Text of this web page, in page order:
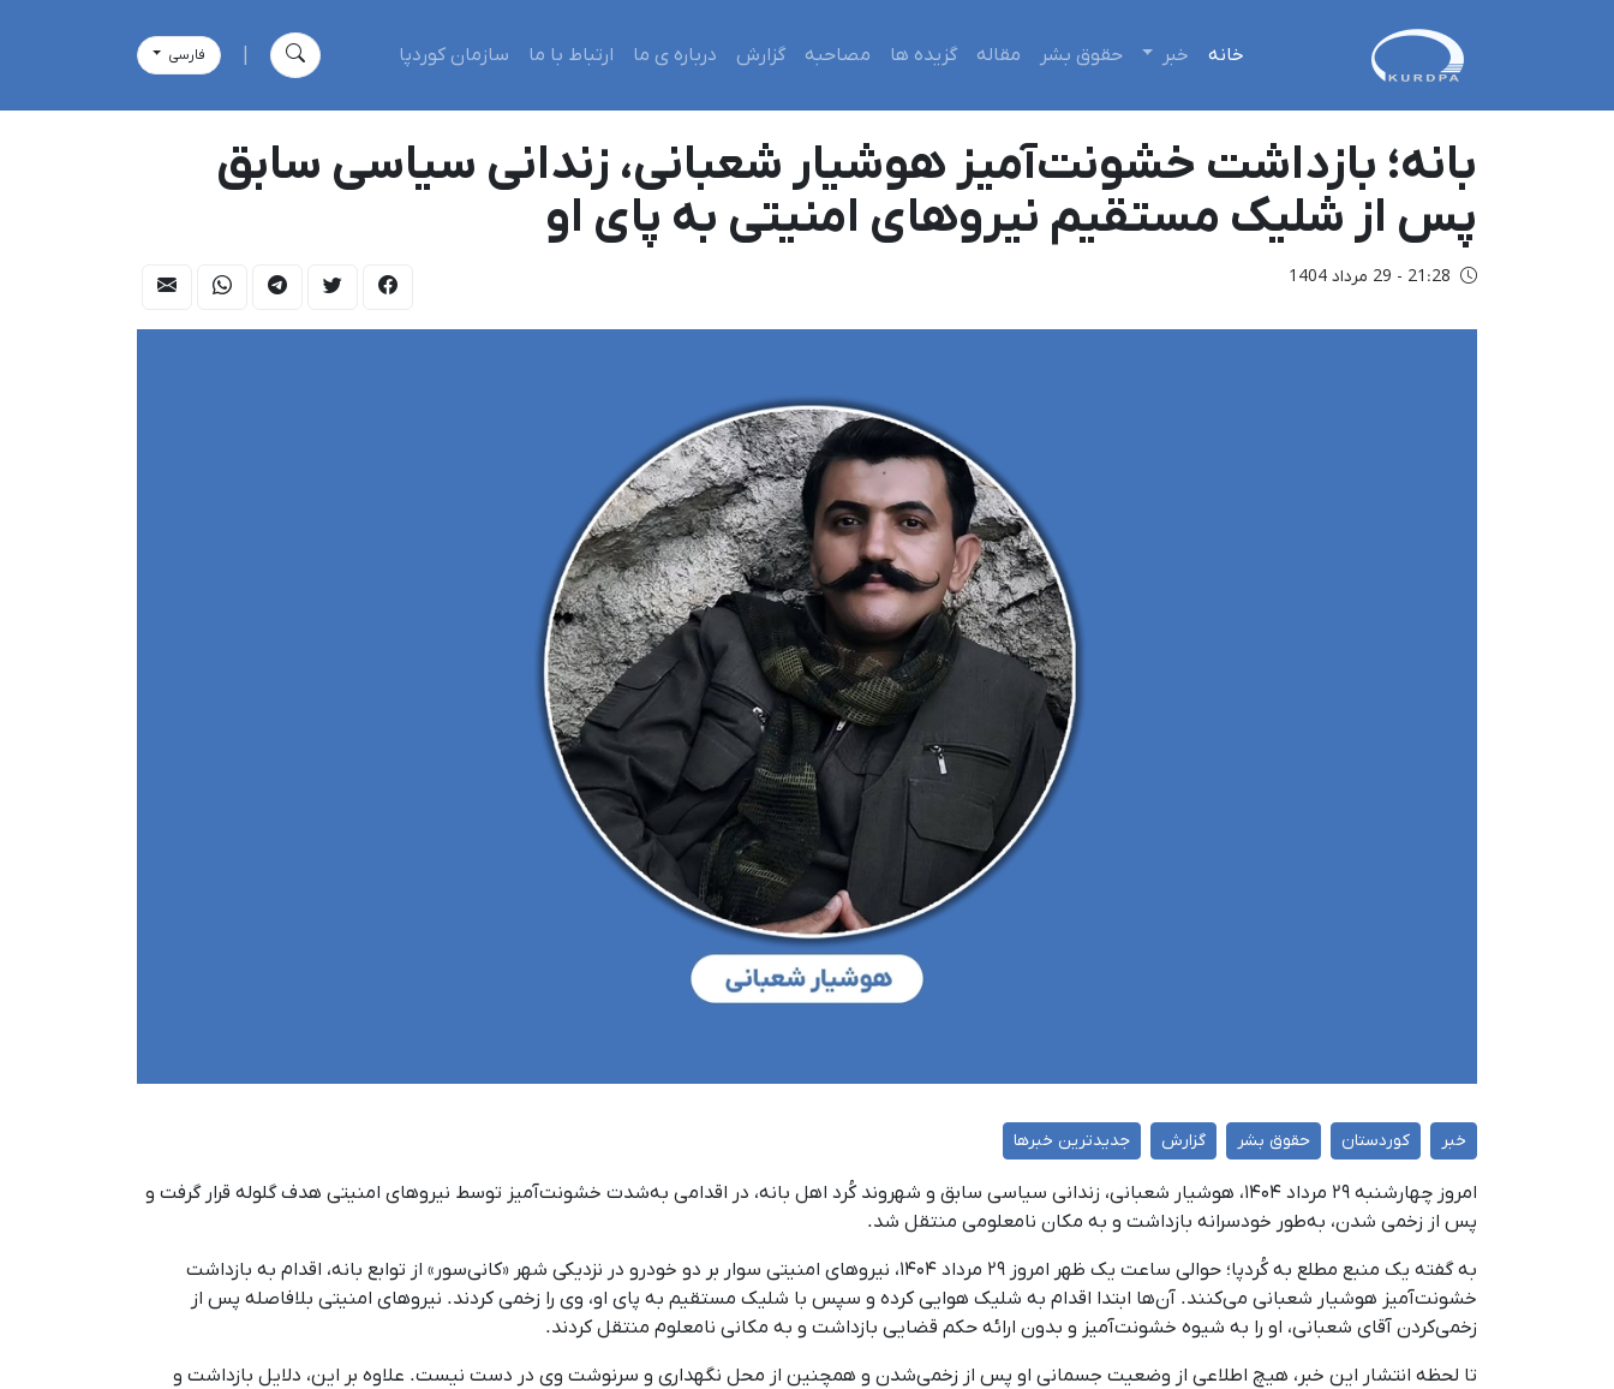
خانه خبر حقوق بشر مقاله گزیده ها مصاحبه گزارش درباره ی ما ارتباط با ما سازمان کوردپا فارسی
بانه؛ بازداشت خشونت‌آمیز هوشیار شعبانی، زندانی سیاسی سابق
پس از شلیک مستقیم نیروهای امنیتی به پای او
21:28 - 29 مرداد 1404
خبر کوردستان حقوق بشر گزارش جدیدترین خبرها
امروز چهارشنبه ۲۹ مرداد ۱۴۰۴، هوشیار شعبانی، زندانی سیاسی سابق و شهروند کُرد اهل بانه، در اقدامی به‌شدت خشونت‌آمیز توسط نیروهای امنیتی هدف گلوله قرار گرفت و
پس از زخمی شدن، به‌طور خودسرانه بازداشت و به مکان نامعلومی منتقل شد.
به گفته یک منبع مطلع به کُردپا؛ حوالی ساعت یک ظهر امروز ۲۹ مرداد ۱۴۰۴، نیروهای امنیتی سوار بر دو خودرو در نزدیکی شهر «کانی‌سور» از توابع بانه، اقدام به بازداشت
خشونت‌آمیز هوشیار شعبانی می‌کنند. آن‌ها ابتدا اقدام به شلیک هوایی کرده و سپس با شلیک مستقیم به پای او، وی را زخمی کردند. نیروهای امنیتی بلافاصله پس از
زخمی‌کردن آقای شعبانی، او را به شیوه خشونت‌آمیز و بدون ارائه حکم قضایی بازداشت و به مکانی نامعلوم منتقل کردند.
تا لحظه انتشار این خبر، هیچ اطلاعی از وضعیت جسمانی او پس از زخمی‌شدن و همچنین از محل نگهداری و سرنوشت وی در دست نیست. علاوه بر این، دلایل بازداشت و